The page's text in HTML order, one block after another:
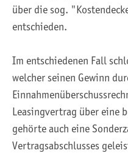
über die sog.
entschieden.
Im entschiedenen Fall
welcher seinen Gewinn
Leasingvertrag über eine
gehörte auch eine
Vertragsabschlusses